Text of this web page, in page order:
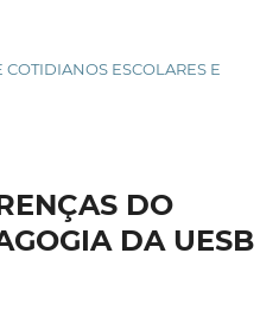
COTIDIANOS ESCOLARES E
DO
DA UESB